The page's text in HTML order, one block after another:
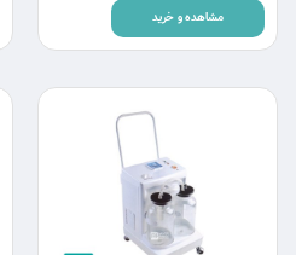
مشاهده و خرید